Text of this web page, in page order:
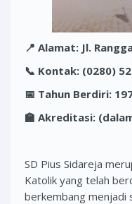
📍 Alamat: Jl.
📞 Kontak: (0280)
📅 Tahun Berdiri:
🏫 Akreditasi:
SD Pius Sidareja
Katolik yang telah
berkembang menjadi